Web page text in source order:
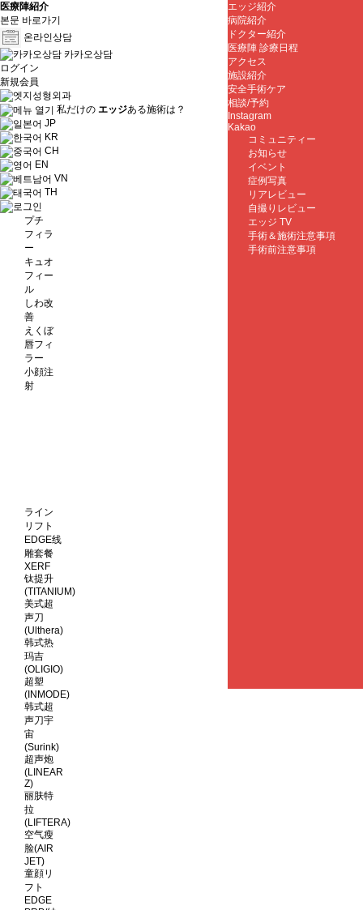
医療陣紹介
본문 바로가기
온라인상담
카카오상담
ログイン
新規会員
私だけの エッジある施術は？
JP
KR
CH
EN
VN
TH
プチ
フィラ
ー
キュオ
フィー
ル
しわ改
善
えくぼ
唇フィ
ラー
小顔注
射
ライン
リフト
EDGE线
雕套餐
XERF
钛提升
(TITANIUM)
美式超
声刀
(Ulthera)
韩式热
玛吉
(OLIGIO)
超塑
(INMODE)
韩式超
声刀宇
宙
(Surink)
超声炮
(LINEAR
Z)
丽肤特
拉
(LIFTERA)
空气瘦
脸(AIR
JET)
童顔リ
フト
EDGE
エッジ紹介
病院紹介
ドクター紹介
医療陣 診療日程
アクセス
施設紹介
安全手術ケア
相談/予約
Instagram
Kakao
コミュニティー
お知らせ
イベント
症例写真
リアレビュー
自撮りレビュー
エッジ TV
手術＆施術注意事項
手術前注意事項